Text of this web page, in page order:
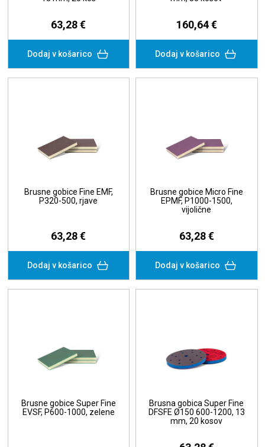
63,28 €
Dodaj v košarico
160,64 €
Dodaj v košarico
Brusne gobice Fine EMF,
P320-500, rjave
63,28 €
Dodaj v košarico
Brusne gobice Micro Fine
EPMF, P1000-1500,
vijolične
63,28 €
Dodaj v košarico
Brusne gobice Super Fine
EVSF, P600-1000, zelene
Brusna gobica Super Fine
DFSFE Ø150 600-1200, 13
mm, 20 kosov